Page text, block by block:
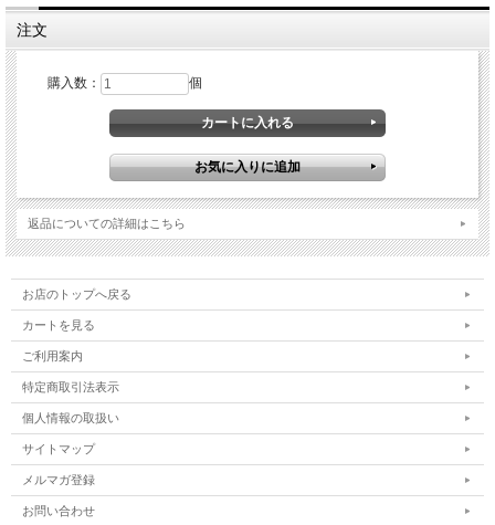
注文
購入数： 個
返品についての詳細はこちら
お店のトップへ戻る
カートを見る
ご利用案内
特定商取引法表示
個人情報の取扱い
サイトマップ
メルマガ登録
お問い合わせ